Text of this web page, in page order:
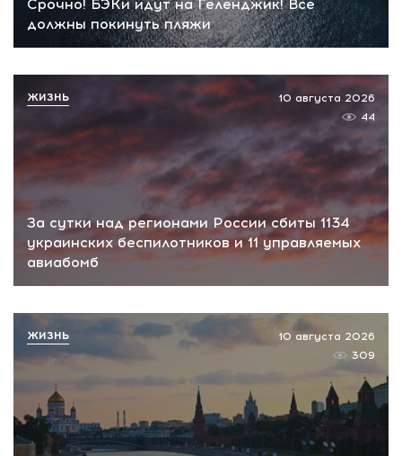
Срочно! БЭКи идут на Геленджик! Все
должны покинуть пляжи
За сутки над регионами России сбиты 1134
украинских беспилотников и 11 управляемых
авиабомб
10 августа 2026
44
ЖИЗНЬ
10 августа 2026
309
ЖИЗНЬ